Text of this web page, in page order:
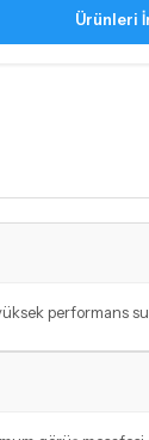
Ürünleri
performans